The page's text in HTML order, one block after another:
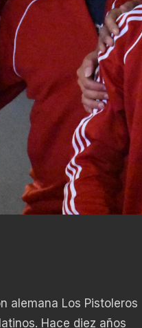
alemana Los Pistoleros
Hace diez años